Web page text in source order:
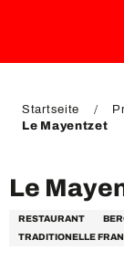
EN
Startseite
Le Mayentzet
Le
RESTAURANT
TRADITIONELLE